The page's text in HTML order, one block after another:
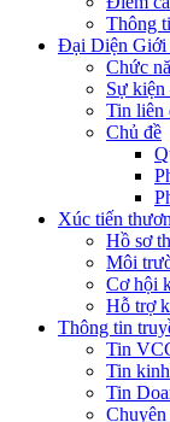
Thông
Đại Diện Giới
Chức
Sự
Tin liên
Chủ đề
Xúc tiến
Hồ sơ
Môi
Cơ hội
Hỗ trợ
Thông tin
Tin
Tin
Tin
Chuyên